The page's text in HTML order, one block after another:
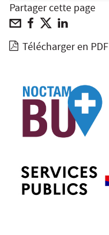
Partager cette page
Télécharger en PDF